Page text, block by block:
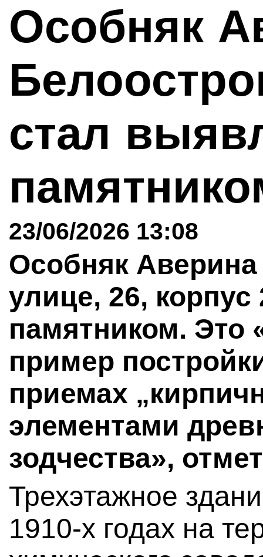
Особняк
стал
23/06/2026 13:08
Особняк
улице, 26,
памятником. Это
пример
приемах
элементами
зодчества»,
Трехэтажное
1910-х годах на